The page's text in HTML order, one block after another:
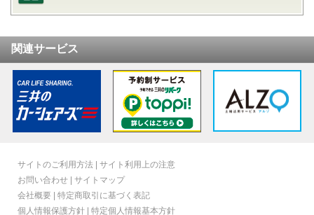
関連サービス
サイトのご利用方法 | サイト利用上の注意
お問い合わせ | サイトマップ
会社概要 | 特定商取引に基づく表記
個人情報保護方針 | 特定個人情報基本方針